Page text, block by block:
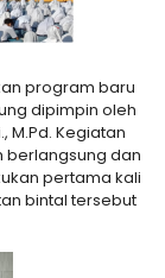
program baru
dipimpin oleh
M.Pd. Kegiatan
berlangsung dan
pertama kali
bintal tersebut